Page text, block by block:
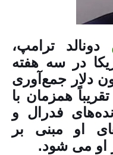
دونالد ترامپ،
در سه هفته
به ۲۰ میلیون دلار جمع‌آوری
همزمان با
فدرال و
او مبنی بر